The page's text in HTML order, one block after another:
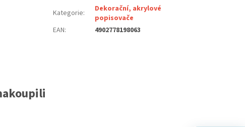
Kategorie:
Dekorační, akrylové
popisovače
EAN: 4902778198063